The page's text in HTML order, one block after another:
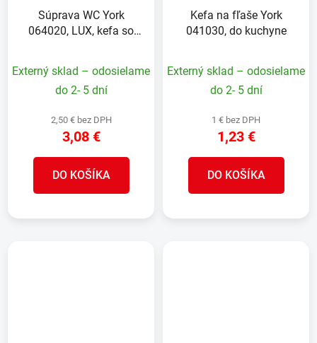
Súprava WC York
064020, LUX, kefa so
Externý sklad – odosielame
do 2- 5 dní
2,50 € bez DPH
3,08 €
DO KOŠÍKA
Kefa na fľaše York
041030, do kuchyne
Externý sklad – odosielame
do 2- 5 dní
1 € bez DPH
1,23 €
DO KOŠÍKA